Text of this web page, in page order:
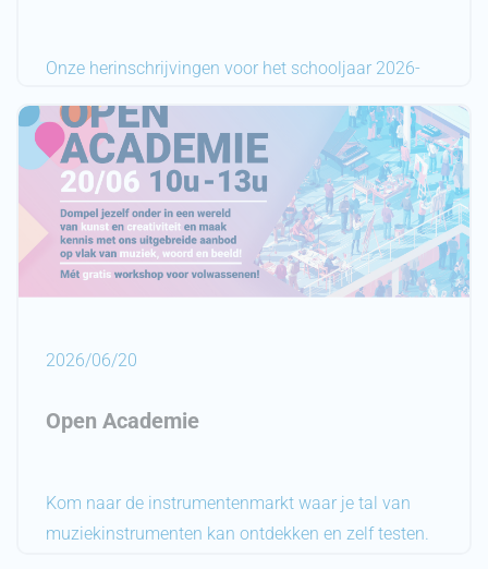
Onze herinschrijvingen voor het schooljaar 2026-
Denieuwe inschrijvingen starten op
maandag 1 juni
2026.
Meer info kan u terugvinden op de pagina
inschrijvingen.
Een vraag over de inschrijving voor volgend
langs op het secretariaat in Wijnegem, Schilde of
U kan terecht bij ons volgens de
2026/06/20
Open Academie
Kom naar de instrumentenmarkt waar je tal van
muziekinstrumenten kan ontdekken en zelf testen.